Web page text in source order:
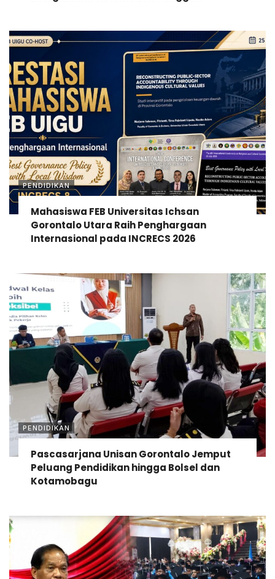
PENDIDIKAN
Mahasiswa FEB Universitas Ichsan
Gorontalo Utara Raih Penghargaan
Internasional pada INCRECS 2026
PENDIDIKAN
Pascasarjana Unisan Gorontalo Jemput
Peluang Pendidikan hingga Bolsel dan
Kotamobagu